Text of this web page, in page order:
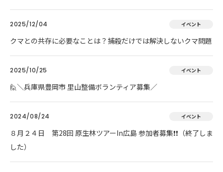
2025/12/04 イベント
クマとの共存に必要なことは？捕殺だけでは解決しないクマ問題
2025/10/25 イベント
🙋＼兵庫県豊岡市 里山整備ボランティア募集／
2024/08/24 イベント
８月２４日 第28回 原生林ツアーIn広島 参加者募集❗❗（終了しま
した）